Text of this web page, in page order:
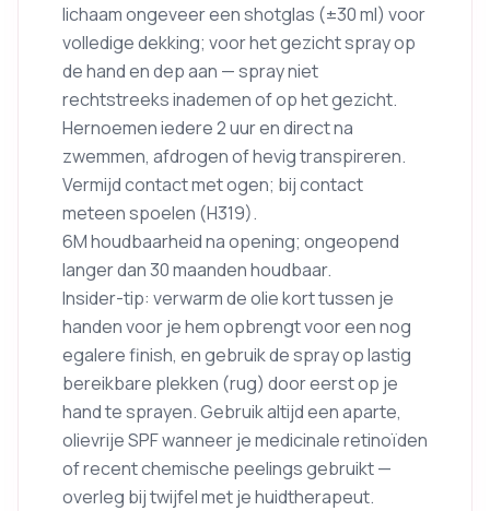
lichaam ongeveer een shotglas (±30 ml) voor
volledige dekking; voor het gezicht spray op
de hand en dep aan — spray niet
rechtstreeks inademen of op het gezicht.
Hernoemen iedere 2 uur en direct na
zwemmen, afdrogen of hevig transpireren.
Vermijd contact met ogen; bij contact
meteen spoelen (H319).
6M houdbaarheid na opening; ongeopend
langer dan 30 maanden houdbaar.
Insider-tip: verwarm de olie kort tussen je
handen voor je hem opbrengt voor een nog
egalere finish, en gebruik de spray op lastig
bereikbare plekken (rug) door eerst op je
hand te sprayen. Gebruik altijd een aparte,
olievrije SPF wanneer je medicinale retinoïden
of recent chemische peelings gebruikt —
overleg bij twijfel met je huidtherapeut.